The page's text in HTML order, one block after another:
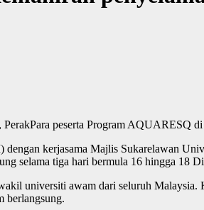
Para peserta Program AQUARESQ
kerjasama Majlis Sukarelawan
selama tiga hari bermula 16 hingga 18
universiti awam dari seluruh
berlangsung.